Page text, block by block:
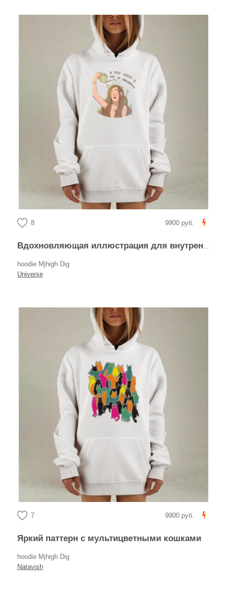
8 9900 руб.
Вдохновляющая иллюстрация для внутреннего роста
hoodie Mjhigh Dig
Universe
7 9900 руб.
Яркий паттерн с мультицветными кошками
hoodie Mjhigh Dig
Natavish